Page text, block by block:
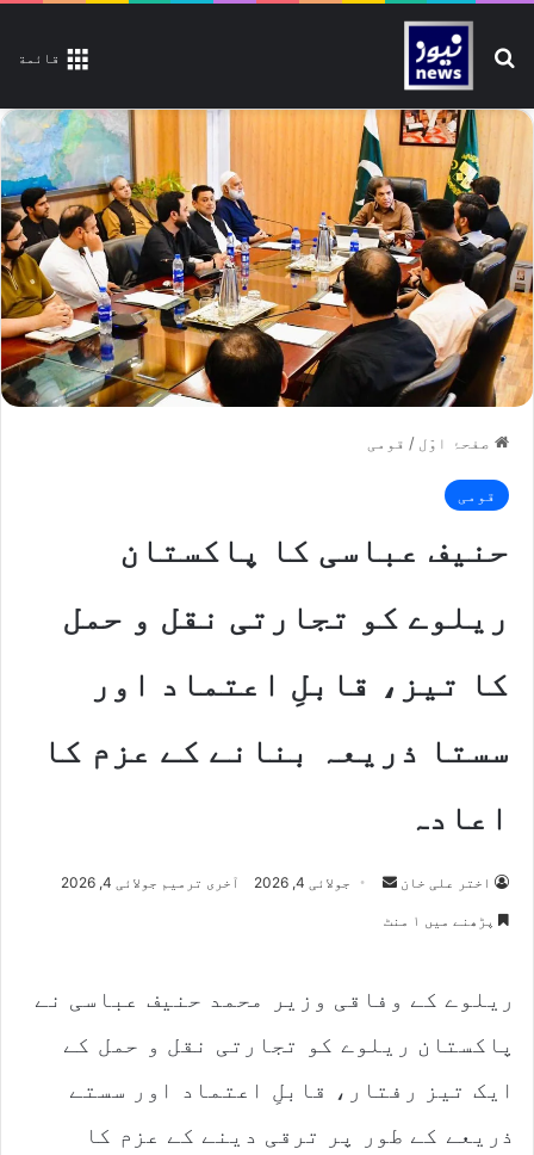
قائمة تلاش کیجیے
صفحۂ اوّل / قومی
قومی
حنیف عباسی کا پاکستان
ریلوے کو تجارتی نقل و حمل
کا تیز، قابلِ اعتماد اور
سستا ذریعہ بنانے کے عزم کا
اعادہ
اختر علی خان
Send جولائی 4, 2026 آخری ترمیم جولائی 4, 2026
پڑھنے میں ۱ منٹ
ریلوے کے وفاقی وزیر محمد حنیف عباسی نے
پاکستان ریلوے کو تجارتی نقل و حمل کے
ایک تیز رفتار، قابلِ اعتماد اور سستے
ذریعے کے طور پر ترقی دینے کے عزم کا